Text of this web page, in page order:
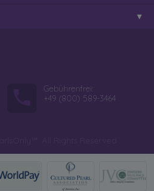
Gebührenfrei:
+49 (800) 589-3464